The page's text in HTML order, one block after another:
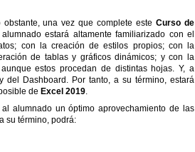
obstante, una vez que complete esteCurso de
estará altamente familiarizado con el
con la creación de estilos propios; con la
de tablas y gráficos dinámicos; y con la
estos procedan de distintas hojas. Y, a
Dashboard. Por tanto, a su término, estará
de Excel 2019.
alumnado un óptimo aprovechamiento de las
su término, podrá: